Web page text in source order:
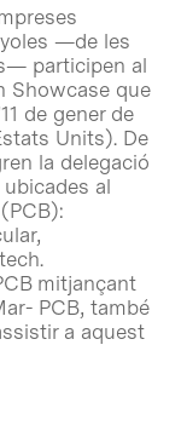
—de les
participen al
Showcase que
de gener de
Units). De
la delegació
al
mitjançant
PCB, també
a aquest